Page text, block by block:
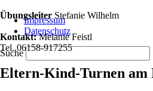
Navigation
überspringen
Impressum
Datenschutz
Suche
Übungsleiter Stefanie Wilhelm
Kontakt:Melanie Feistl
Tel. 06158-917255
Eltern-Kind-Turnen am